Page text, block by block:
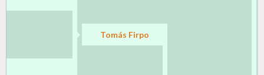
Tomás Firpo